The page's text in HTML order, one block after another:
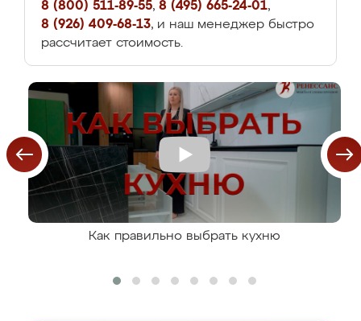
8 (800) 511-89-55, 8 (495) 665-24-01,
8 (926) 409-68-13, и наш менеджер быстро
рассчитает стоимость.
Как правильно выбрать кухню